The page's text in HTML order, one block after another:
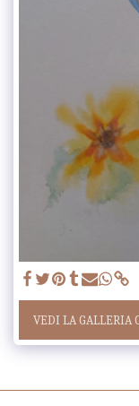
VEDI LA GALLERIA